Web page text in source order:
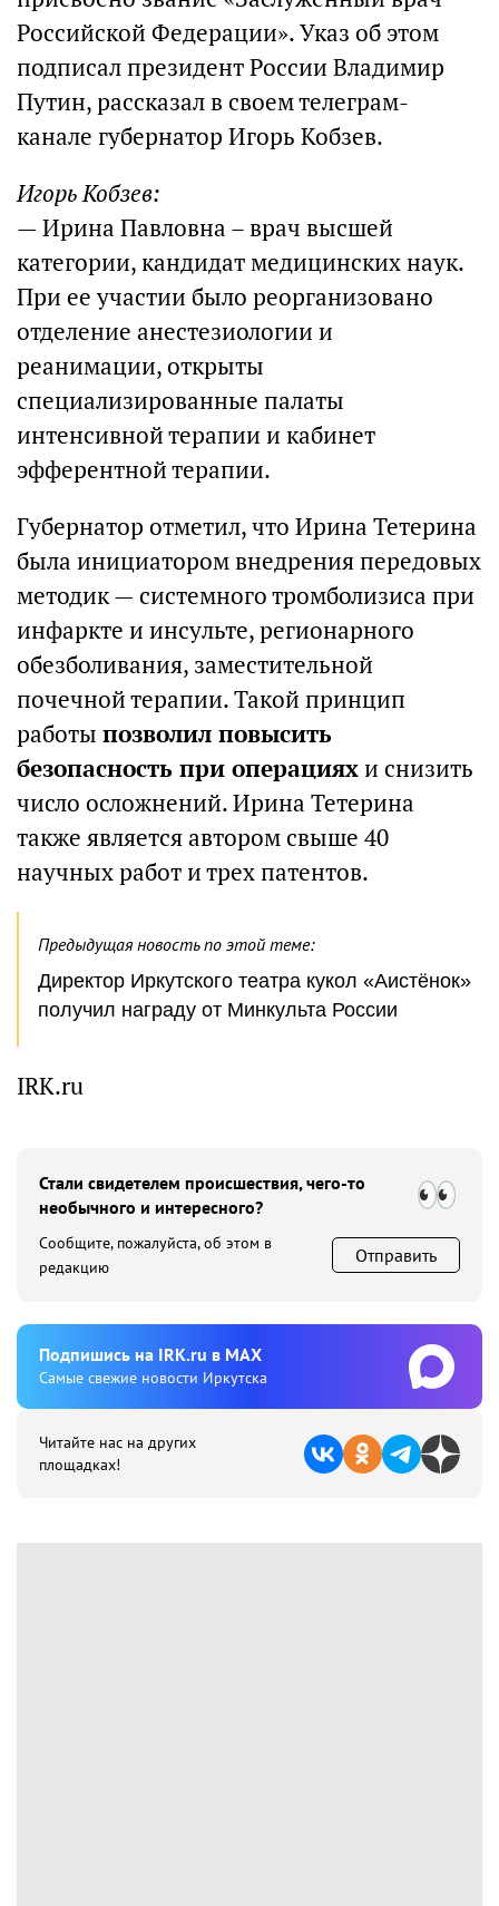
Российской Федерации». Указ об этом
подписал президент России Владимир
Путин, рассказал в своем телеграм-
канале губернатор Игорь Кобзев.
Игорь Кобзев:
— Ирина Павловна – врач высшей
категории, кандидат медицинских наук.
При ее участии было реорганизовано
отделение анестезиологии и
реанимации, открыты
специализированные палаты
интенсивной терапии и кабинет
эфферентной терапии.
Губернатор отметил, что Ирина Тетерина
была инициатором внедрения передовых
методик — системного тромболизиса при
инфаркте и инсульте, регионарного
обезболивания, заместительной
почечной терапии. Такой принцип
работы позволил повысить
безопасность при операцияхи снизить
число осложнений. Ирина Тетерина
также является автором свыше 40
научных работ и трех патентов.
Предыдущая новость по этой теме:
Директор Иркутского театра кукол «Аистёнок»
получил награду от Минкульта России
IRK.ru
Стали свидетелем происшествия, чего-то
необычного и интересного?
Сообщите, пожалуйста, об этом в
редакцию
Отправить
Подпишиcь на IRK.ru в MAX
Cамые свежие новости Иркутска
Читайте нас на других
площадках!